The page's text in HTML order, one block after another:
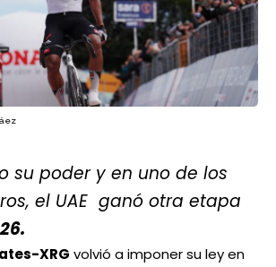
su poder y en uno de los
el UAE ganó otra etapa
XRG volvió a imponer su ley en